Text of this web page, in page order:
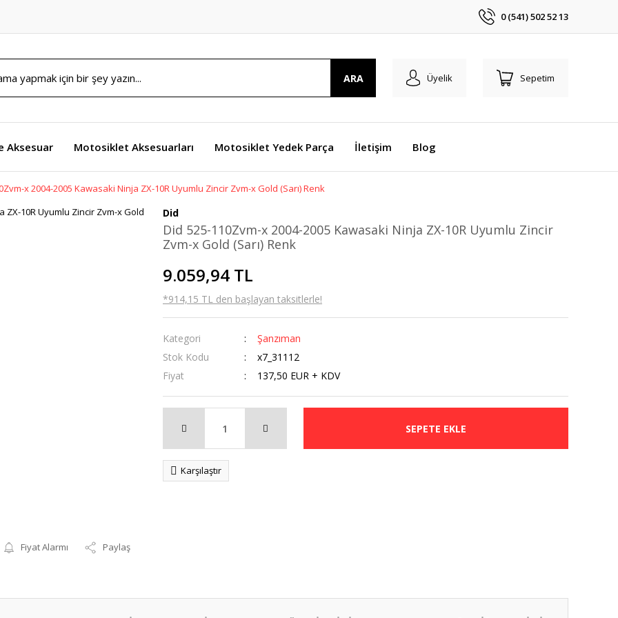
0 (541) 502 52 13
ARA Üyelik Sepetim
Aksesuar Motosiklet Aksesuarları Motosiklet Yedek Parça İletişim Blog
x 2004-2005 Kawasaki Ninja ZX-10R Uyumlu Zincir Zvm-x Gold (Sarı) Renk
Fiyat Alarmı Paylaş
Did
Did 525-110Zvm-x 2004-2005 Kawasaki Ninja ZX-10R Uyumlu Zincir
Zvm-x Gold (Sarı) Renk
9.059,94 TL
*914,15 TL den başlayan taksitlerle!
Kategori
Şanzıman
Stok Kodu
x7_31112
Fiyat
137,50 EUR + KDV
SEPETE EKLE
Karşılaştır